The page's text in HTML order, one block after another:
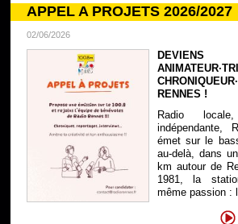
APPEL A PROJETS 2026/2027
02/06/2026
DEVIENS
RENNES !
Radio
indépendante,
émet sur le
au-delà, dans
km autour de
1981, la
même passion :